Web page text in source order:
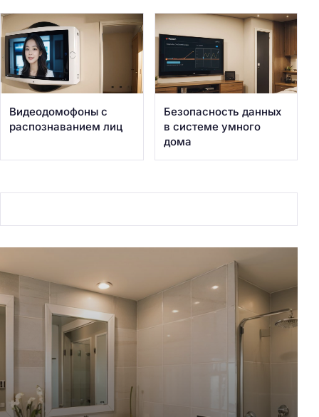
Видеодомофоны с
распознаванием лиц
Безопасность данных
в системе умного
дома